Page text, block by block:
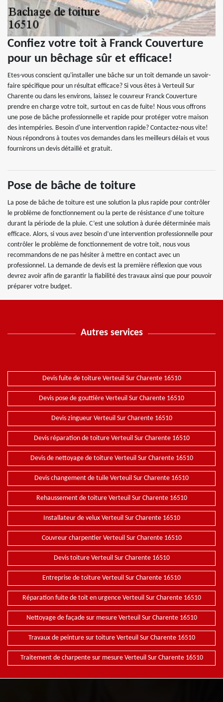
Confiez votre toit à Franck Couverture
pour un bêchage sûr et efficace!
Etes-vous conscient qu'installer une bâche sur un toit demande un savoir-
faire spécifique pour un résultat efficace? Si vous êtes à Verteuil Sur
Charente ou dans les environs, laissez le couvreur Franck Couverture
prendre en charge votre toit, surtout en cas de fuite! Nous vous offrons
une pose de bâche professionnelle et rapide pour protéger votre maison
des intempéries. Besoin d'une intervention rapide? Contactez-nous vite!
Nous répondrons à toutes vos demandes dans les meilleurs délais et vous
fournirons un devis détaillé et gratuit.
Pose de bâche de toiture
La pose de bâche de toiture est une solution la plus rapide pour contrôler
le problème de fonctionnement ou la perte de résistance d’une toiture
durant la période de la pluie. C’est une solution à durée déterminée mais
efficace. Alors, si vous avez besoin d’une intervention professionnelle pour
contrôler le problème de fonctionnement de votre toit, nous vous
recommandons de ne pas hésiter à mettre en contact avec un
professionnel. La demande de devis est la première réflexion que vous
devrez avoir afin de garantir la fiabilité des travaux ainsi que pour pouvoir
préparer votre budget.
Autres services
Devis fuite de toiture Verteuil Sur Charente 16510
Devis pose de gouttière Verteuil Sur Charente 16510
Devis zingueur Verteuil Sur Charente 16510
Devis réparation de toiture Verteuil Sur Charente 16510
Devis de nettoyage de toiture Verteuil Sur Charente 16510
Devis changement de tuile Verteuil Sur Charente 16510
Rehaussement de toiture Verteuil Sur Charente 16510
Installateur de velux Verteuil Sur Charente 16510
Couvreur charpentier Verteuil Sur Charente 16510
Devis toiture Verteuil Sur Charente 16510
Entreprise de toiture Verteuil Sur Charente 16510
Réparation fuite de toit en urgence Verteuil Sur Charente 16510
Nettoyage de façade sur mesure Verteuil Sur Charente 16510
Travaux de peinture sur toiture Verteuil Sur Charente 16510
Traitement de charpente sur mesure Verteuil Sur Charente 16510